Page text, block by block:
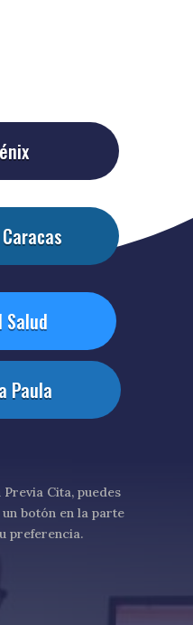
Paula
Cita, puedes
botón en la parte
preferencia.